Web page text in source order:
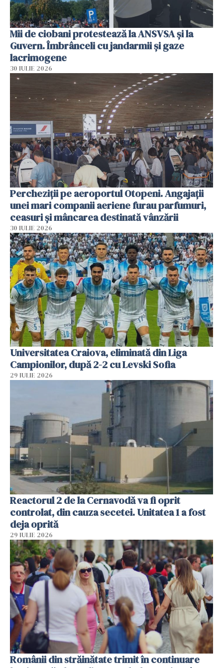
Mii de ciobani protestează la ANSVSA și la
Guvern. Îmbrânceli cu jandarmii și gaze
lacrimogene
30 IULIE 2026
Percheziții pe aeroportul Otopeni. Angajații
unei mari companii aeriene furau parfumuri,
ceasuri și mâncarea destinată vânzării
30 IULIE 2026
Universitatea Craiova, eliminată din Liga
Campionilor, după 2-2 cu Levski Sofia
29 IULIE 2026
Reactorul 2 de la Cernavodă va fi oprit
controlat, din cauza secetei. Unitatea 1 a fost
deja oprită
29 IULIE 2026
Românii din străinătate trimit în continuare